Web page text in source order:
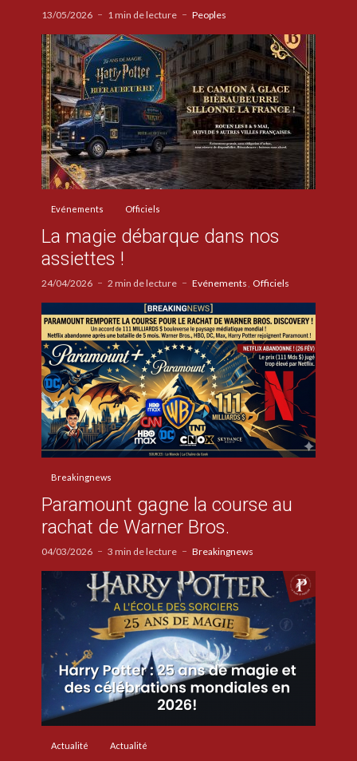
13/05/2026 1 min de lecture Peoples
Evénements Officiels
La magie débarque dans nos
assiettes !
24/04/2026 2 min de lecture Evénements Officiels
Breakingnews
Paramount gagne la course au
rachat de Warner Bros.
04/03/2026 3 min de lecture Breakingnews
Actualité Actualité